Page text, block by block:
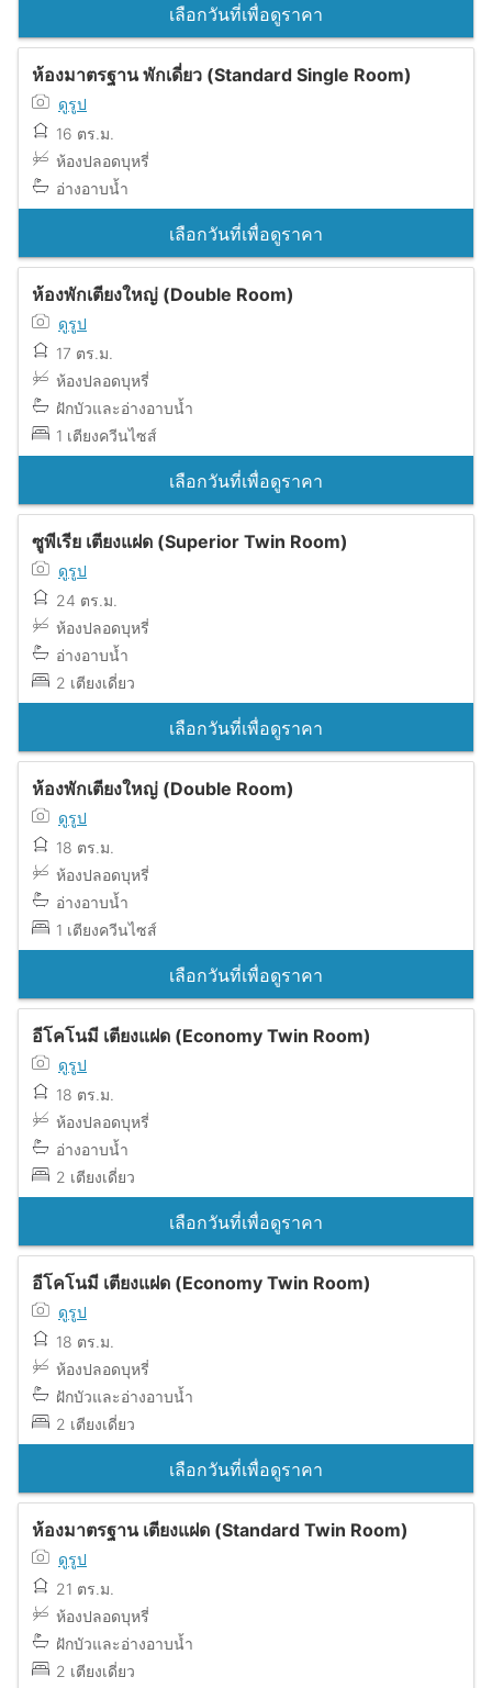
เลือกวันที่เพื่อดูราคา
ห้องมาตรฐาน พักเดี่ยว (Standard Single Room)
ดูรูป
16 ตร.ม.
ห้องปลอดบุหรี่
อ่างอาบน้ำ
เลือกวันที่เพื่อดูราคา
ห้องพักเตียงใหญ่ (Double Room)
ดูรูป
17 ตร.ม.
ห้องปลอดบุหรี่
ฝักบัวและอ่างอาบน้ำ
1 เตียงควีนไซส์
เลือกวันที่เพื่อดูราคา
ซูพีเรีย เตียงแฝด (Superior Twin Room)
ดูรูป
24 ตร.ม.
ห้องปลอดบุหรี่
อ่างอาบน้ำ
2 เตียงเดี่ยว
เลือกวันที่เพื่อดูราคา
ห้องพักเตียงใหญ่ (Double Room)
ดูรูป
18 ตร.ม.
ห้องปลอดบุหรี่
อ่างอาบน้ำ
1 เตียงควีนไซส์
เลือกวันที่เพื่อดูราคา
อีโคโนมี เตียงแฝด (Economy Twin Room)
ดูรูป
18 ตร.ม.
ห้องปลอดบุหรี่
อ่างอาบน้ำ
2 เตียงเดี่ยว
เลือกวันที่เพื่อดูราคา
อีโคโนมี เตียงแฝด (Economy Twin Room)
ดูรูป
18 ตร.ม.
ห้องปลอดบุหรี่
ฝักบัวและอ่างอาบน้ำ
2 เตียงเดี่ยว
เลือกวันที่เพื่อดูราคา
ห้องมาตรฐาน เตียงแฝด (Standard Twin Room)
ดูรูป
21 ตร.ม.
ห้องปลอดบุหรี่
ฝักบัวและอ่างอาบน้ำ
2 เตียงเดี่ยว